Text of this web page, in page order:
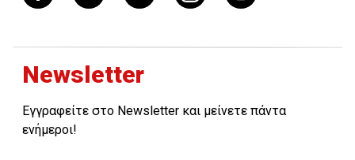
Newsletter
Εγγραφείτε στο Newsletter και μείνετε πάντα
ενήμεροι!